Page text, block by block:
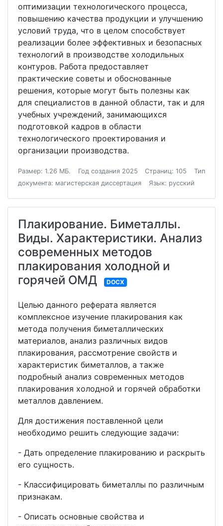
оптимизации технологического процесса,
повышению качества продукции и улучшению
условий труда, что в целом способствует
реализации более эффективных и безопасных
технологий в производстве холодильных
контуров. Работа предоставляет
практические советы и обоснованные
решения, которые могут быть полезны как
для специалистов в данной области, так и для
учебных учреждений, занимающихся
подготовкой кадров в области
технологического проектирования и
организации производства.
Размер: 1.26 МБ. Год создания 2025 Страниц: 105
Тип
документа: магистерская диссертация
Язык: русский
Плакирование. Биметаллы.
Виды. Характеристики. Анализ
современных методов
плакирования холодной и
горячей ОМД
DOCX
Целью данного реферата является
комплексное изучение плакирования как
метода получения биметаллических
материалов, анализ различных видов
плакирования, рассмотрение свойств и
характеристик биметаллов, а также
подробный анализ современных методов
плакирования холодной и горячей обработки
металлов давлением.
Для достижения поставленной цели
необходимо решить следующие задачи:
- Дать определение плакированию и раскрыть
его сущность.
- Классифицировать биметаллы по различным
признакам.
- Описать основные свойства и